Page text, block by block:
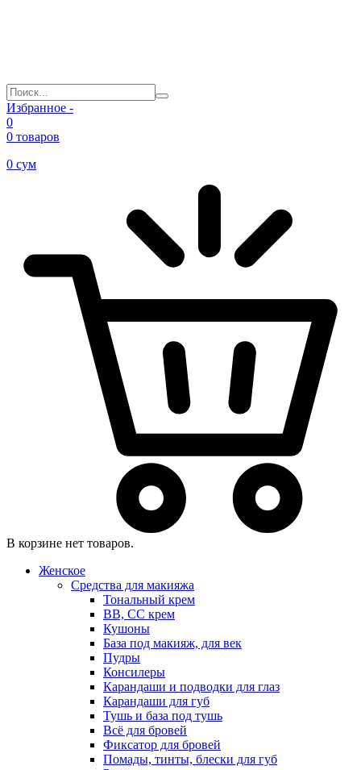
Избранное -
0
0 товаров
0 сум
В корзине нет товаров.
Женское
Средства для макияжа
Тональный крем
BB, CC крем
Кушоны
База под макияж, для век
Пудры
Консилеры
Карандаши и подводки для глаз
Карандаши для губ
Тушь и база под тушь
Всё для бровей
Фиксатор для бровей
Помады, тинты, блески для губ